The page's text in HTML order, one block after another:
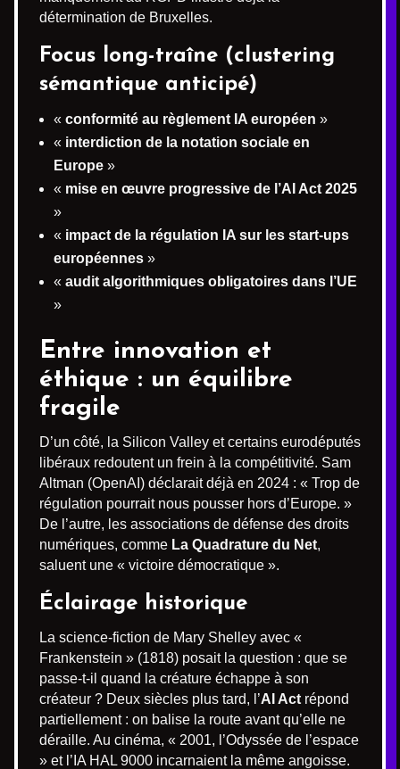
détermination de Bruxelles.
Focus long-traîne (clustering
sémantique anticipé)
« conformité au règlement IA européen »
« interdiction de la notation sociale en
Europe »
« mise en œuvre progressive de l’AI Act 2025
»
« impact de la régulation IA sur les start-ups
européennes »
« audit algorithmiques obligatoires dans l’UE
»
Entre innovation et
éthique : un équilibre
fragile
D’un côté, la Silicon Valley et certains eurodéputés
libéraux redoutent un frein à la compétitivité. Sam
Altman (OpenAI) déclarait déjà en 2024 : « Trop de
régulation pourrait nous pousser hors d’Europe. »
De l’autre, les associations de défense des droits
numériques, comme La Quadrature du Net,
saluent une « victoire démocratique ».
Éclairage historique
La science-fiction de Mary Shelley avec «
Frankenstein » (1818) posait la question : que se
passe-t-il quand la créature échappe à son
créateur ? Deux siècles plus tard, l’AI Act répond
partiellement : on balise la route avant qu’elle ne
déraille. Au cinéma, « 2001, l’Odyssée de l’espace
» et l’IA HAL 9000 incarnaient la même angoisse.